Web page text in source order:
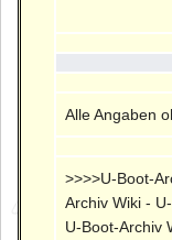
Alle Angaben
>>>>U-Boot-
Archiv Wiki -
U-Boot-Archiv